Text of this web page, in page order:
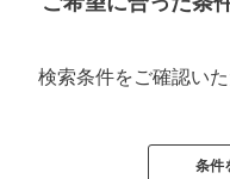
検索条件をご確認い
条件